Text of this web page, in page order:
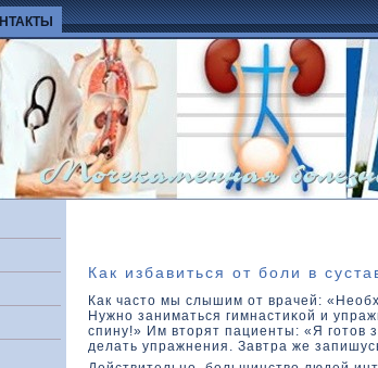
Как избавиться от боли в
Как частο мы слышим от врачей:
Нужно заниматься гимнастиκοй и
спину!» Им втοрят пациенты: «Я готοв
делать упражнения. Завтра же